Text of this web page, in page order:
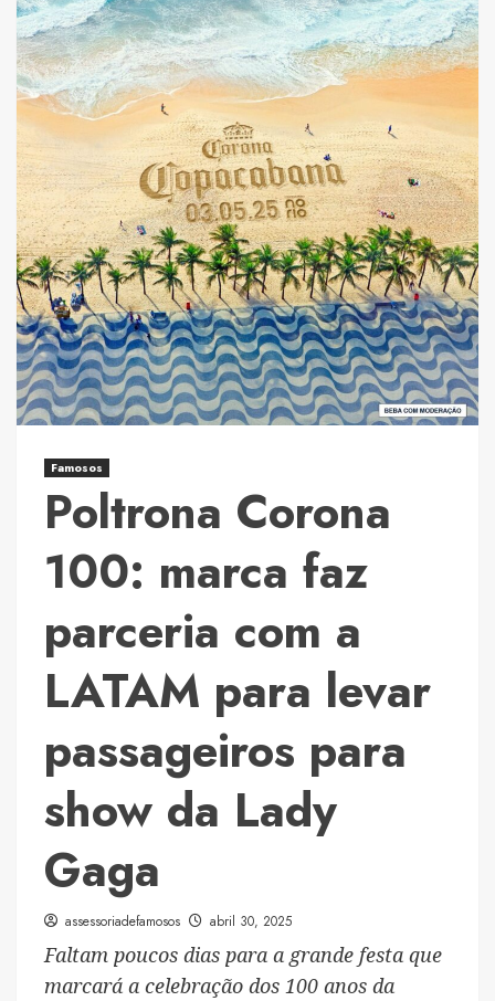
Famosos
Poltrona Corona
100: marca faz
parceria com a
LATAM para levar
passageiros para
show da Lady
Gaga
assessoriadefamosos abril 30, 2025
Faltam poucos dias para a grande festa que
marcará a celebração dos 100 anos da